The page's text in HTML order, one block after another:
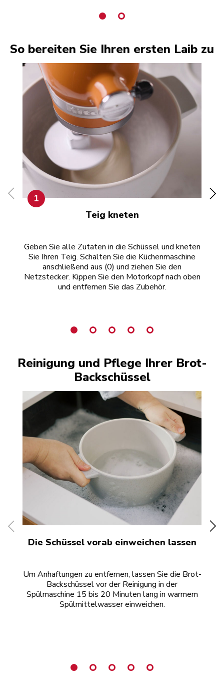
So bereiten Sie Ihren ersten Laib zu
1
Teig kneten
Geben Sie alle Zutaten in die Schüssel und kneten
Sie Ihren Teig. Schalten Sie die Küchenmaschine
anschließend aus (0) und ziehen Sie den
Netzstecker. Kippen Sie den Motorkopf nach oben
und entfernen Sie das Zubehör.
Reinigung und Pflege Ihrer Brot-
Backschüssel
Die Schüssel vorab einweichen lassen
Um Anhaftungen zu entfernen, lassen Sie die Brot-
Backschüssel vor der Reinigung in der
Spülmaschine 15 bis 20 Minuten lang in warmem
Spülmittelwasser einweichen.